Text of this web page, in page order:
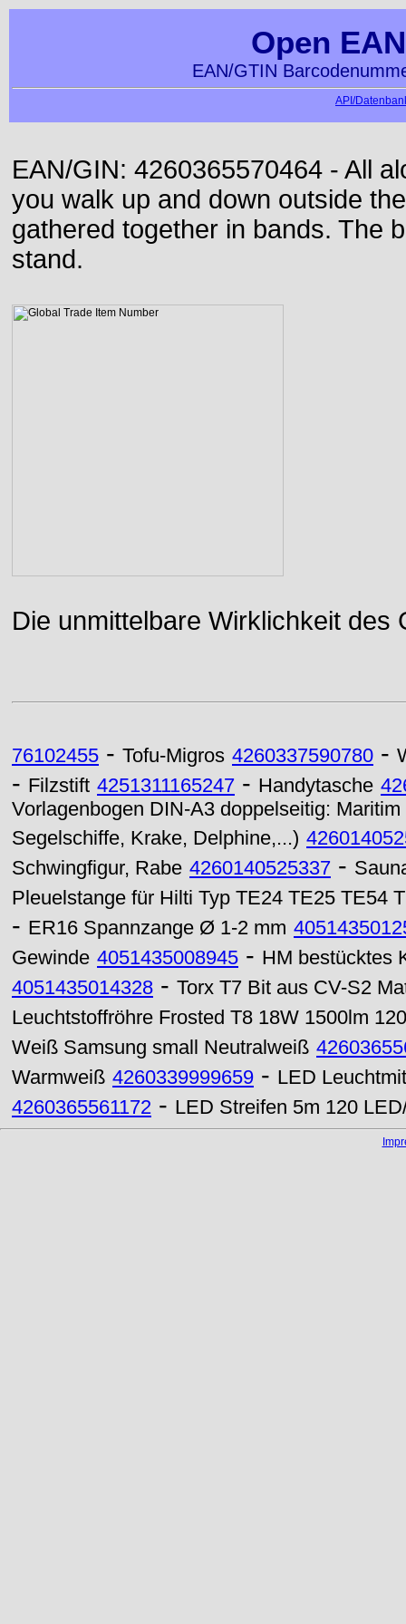
Open
EAN/GTIN
API/
EAN/GIN: 4260365570464 - All
you walk up and down outside
gathered together in bands. The
stand.
Die unmittelbare Wirklichkeit des
76102455 - Tofu-Migros 4260337590780 -
- Filzstift 4251311165247 - Handytasche
Vorlagenbogen DIN-A3 doppelseitig:
Segelschiffe, Krake, Delphine,...)
Schwingfigur, Rabe 4260140525337 -
Pleuelstange für Hilti Typ TE24 TE25 TE54
- ER16 Spannzange Ø 1-2 mm
Gewinde 4051435008945 - HM bestücktes
4051435014328 - Torx T7 Bit aus CV-S2
Leuchtstoffröhre Frosted T8 18W 1500lm
Weiß Samsung small Neutralweiß
Warmweiß 4260339999659 - LED
4260365561172 - LED Streifen 5m 120